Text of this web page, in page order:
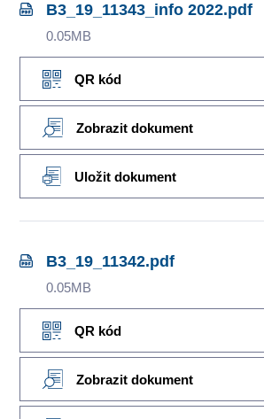
B3_19_11343_info 2022.pdf
0.05MB
QR kód
Zobrazit dokument
Uložit dokument
B3_19_11342.pdf
0.05MB
QR kód
Zobrazit dokument